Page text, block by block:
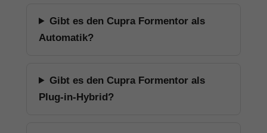
Gibt es den Cupra Formentor als
Automatik?
Gibt es den Cupra Formentor als
Plug-in-Hybrid?